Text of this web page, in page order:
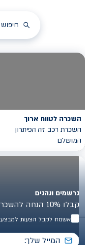
השכרה לטווח ארוך
השכרת רכב זה הפיתרון
המושלם
נרשמים ונהנים
קבלו 10% הנחה להשכרת רכב בישראל
אשמח לקבל הצעות